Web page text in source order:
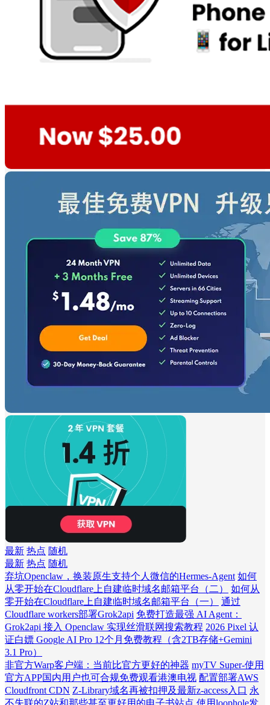
最新 热点 随机
最新 热点 随机
弃坑Openclaw，换装原生支持个人微信的Hermes-Agent 如何
从零开始在Cloudflare上自建临时域名邮箱平台（二）
如何从
零开始在Cloudflare上自建临时域名邮箱平台（一）
通过
Cloudflare workers部署Grok2api 免费打造最强 AI Agent：
Grok2api 接入 Openclaw 实现丝滑联网搜索教程 2026 Pixel 认
证白嫖 Google AI Pro 12个月免费教程（含2TB存储+Gemini
3.1 Pro）
非官方Warp客户端：当前比官方更好的神器 myTV Super-使用
官方APP国内用户也可合规免费观看港澳电视 配置部署AWS
Cloudfront CDN Z-Library域名再被扣押及最新z-access入口 永